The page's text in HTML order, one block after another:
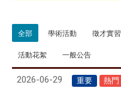
全部 學術活動 徵才實習
活動花絮 一般公告
2026-06-29 重要 熱門